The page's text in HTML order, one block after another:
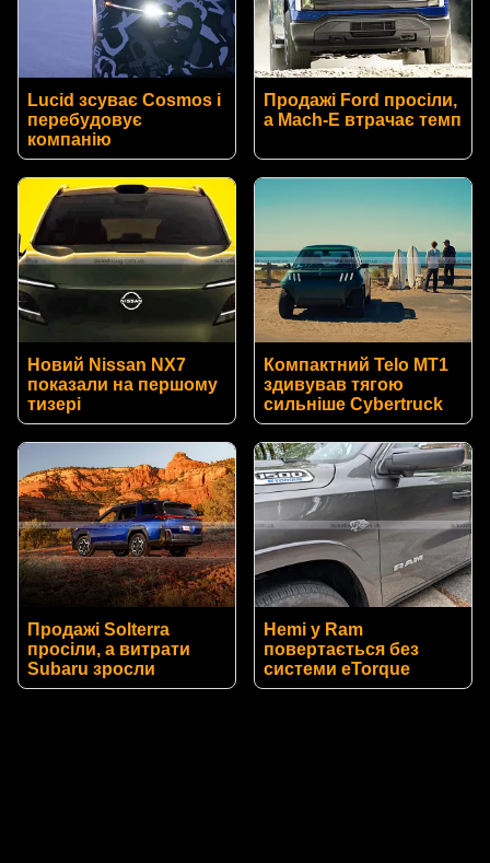
Lucid зсуває Cosmos і
перебудовує
компанію
Продажі Ford просіли,
а Mach-E втрачає темп
Новий Nissan NX7
показали на першому
тизері
Компактний Telo MT1
здивував тягою
сильніше Cybertruck
Продажі Solterra
просіли, а витрати
Subaru зросли
Hemi у Ram
повертається без
системи eTorque